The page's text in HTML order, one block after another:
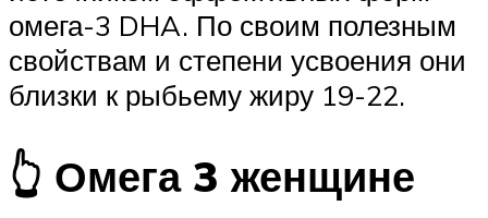
омега-3 DHA. По своим полезным
свойствам и степени усвоения они
близки к рыбьему жиру 19-22.
👆 Омега 3 женщине